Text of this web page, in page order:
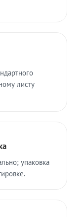
листу
упаковка